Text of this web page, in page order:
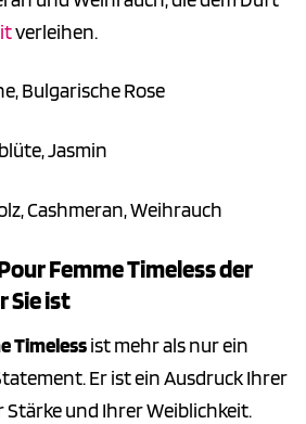
verleihen.
Bulgarische Rose
Jasmin
Cashmeran, Weihrauch
Femme Timeless der
Sie ist
Timelessist mehr als nur ein
Er ist ein Ausdruck Ihrer
und Ihrer Weiblichkeit.